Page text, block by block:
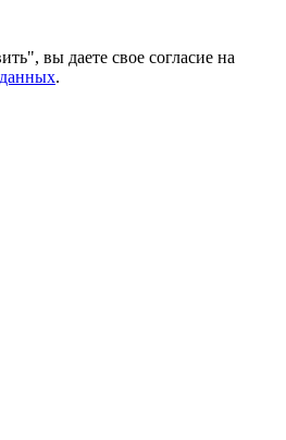
вы даете свое согласие на
.